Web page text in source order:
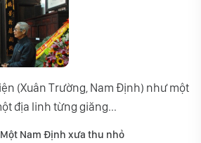
(Xuân Trường, Nam Định) như một
địa linh từng giăng...
Nam Định xưa thu nhỏ